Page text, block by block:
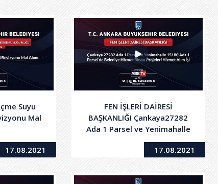
Suyu
Mal
17.08.2021
FEN İŞLERİ DAİRESİ
BAŞKANLIĞI Çankaya27282
Ada 1 Parsel ve Yenimahalle
15180 Ada1 Parsel'de
17.08.2021